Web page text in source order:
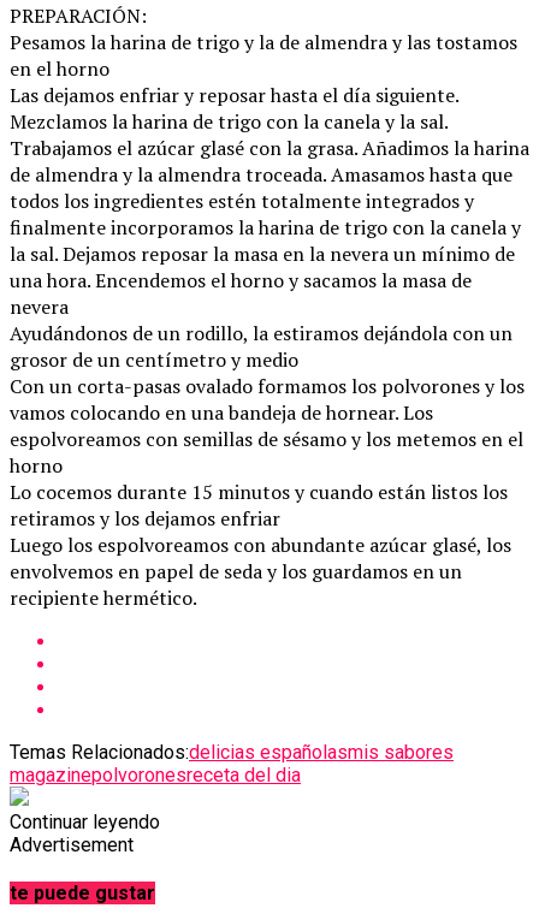
PREPARACIÓN:
Pesamos la harina de trigo y la de almendra y las tostamos
en el horno
Las dejamos enfriar y reposar hasta el día siguiente.
Mezclamos la harina de trigo con la canela y la sal.
Trabajamos el azúcar glasé con la grasa. Añadimos la harina
de almendra y la almendra troceada. Amasamos hasta que
todos los ingredientes estén totalmente integrados y
finalmente incorporamos la harina de trigo con la canela y
la sal. Dejamos reposar la masa en la nevera un mínimo de
una hora. Encendemos el horno y sacamos la masa de
nevera
Ayudándonos de un rodillo, la estiramos dejándola con un
grosor de un centímetro y medio
Con un corta-pasas ovalado formamos los polvorones y los
vamos colocando en una bandeja de hornear. Los
espolvoreamos con semillas de sésamo y los metemos en el
horno
Lo cocemos durante 15 minutos y cuando están listos los
retiramos y los dejamos enfriar
Luego los espolvoreamos con abundante azúcar glasé, los
envolvemos en papel de seda y los guardamos en un
recipiente hermético.
Temas Relacionados:delicias españolasmis sabores
magazinepolvoronesreceta del dia
Continuar leyendo
Advertisement
te puede gustar